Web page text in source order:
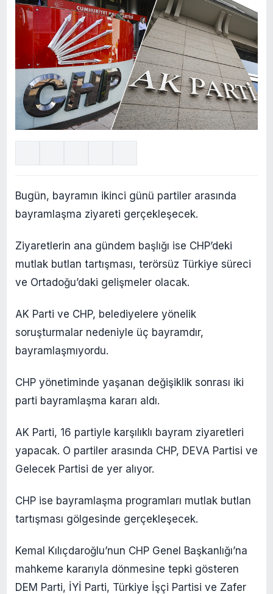
Bugün, bayramın ikinci günü partiler arasında
bayramlaşma ziyareti gerçekleşecek.
Ziyaretlerin ana gündem başlığı ise CHP’deki
mutlak butlan tartışması, terörsüz Türkiye süreci
ve Ortadoğu’daki gelişmeler olacak.
AK Parti ve CHP, belediyelere yönelik
soruşturmalar nedeniyle üç bayramdır,
bayramlaşmıyordu.
CHP yönetiminde yaşanan değişiklik sonrası iki
parti bayramlaşma kararı aldı.
AK Parti, 16 partiyle karşılıklı bayram ziyaretleri
yapacak. O partiler arasında CHP, DEVA Partisi ve
Gelecek Partisi de yer alıyor.
CHP ise bayramlaşma programları mutlak butlan
tartışması gölgesinde gerçekleşecek.
Kemal Kılıçdaroğlu’nun CHP Genel Başkanlığı’na
mahkeme kararıyla dönmesine tepki gösteren
DEM Parti, İYİ Parti, Türkiye İşçi Partisi ve Zafer